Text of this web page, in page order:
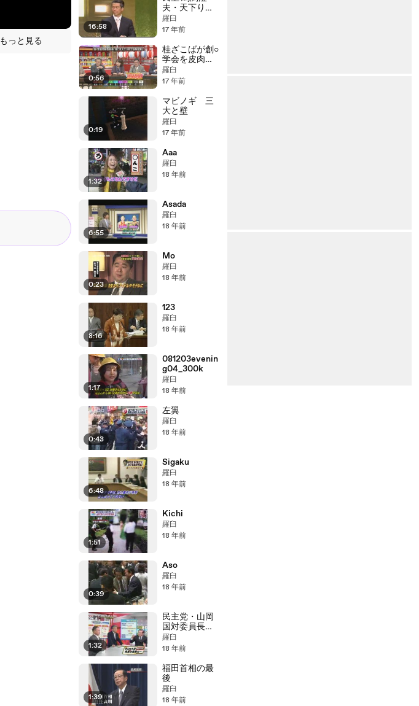
もっと見る
16:58
夫・天下りと
道路問題
羅臼
17 年前
0:56
桂ざこばが創○
学会を皮肉り
謝罪
羅臼
17 年前
0:19
マビノギ 三
大と壁
羅臼
17 年前
1:32
Aaa
羅臼
18 年前
6:55
Asada
羅臼
18 年前
0:23
Mo
羅臼
18 年前
8:16
123
羅臼
18 年前
1:17
081203evenin
g04_300k
羅臼
18 年前
0:43
左翼
羅臼
18 年前
6:48
Sigaku
羅臼
18 年前
1:51
Kichi
羅臼
18 年前
0:39
Aso
羅臼
18 年前
1:32
民主党・山岡
国対委員長が
失言
羅臼
18 年前
1:39
福田首相の最
後
羅臼
18 年前